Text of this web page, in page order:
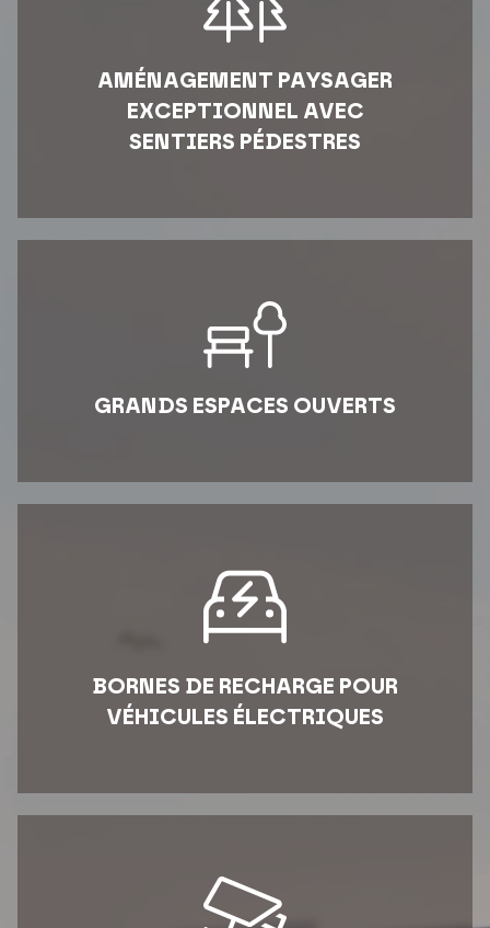
AMÉNAGEMENT PAYSAGER
EXCEPTIONNEL AVEC
SENTIERS PÉDESTRES
GRANDS ESPACES OUVERTS
BORNES DE RECHARGE POUR
VÉHICULES ÉLECTRIQUES